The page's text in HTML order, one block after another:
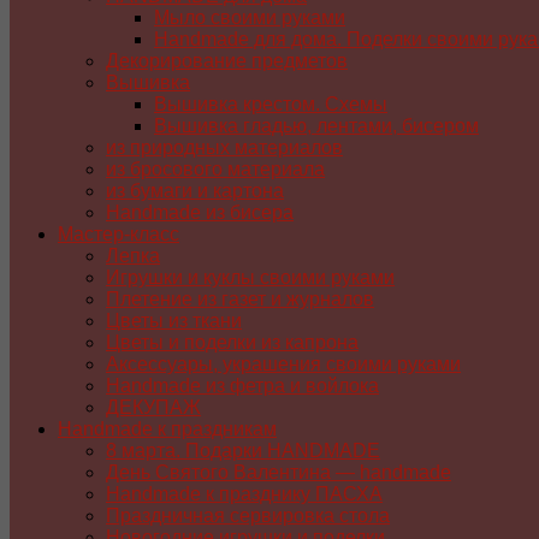
Мыло своими руками
Handmade для дома. Поделки своими
Декорирование предметов
Вышивка
Вышивка крестом. Схемы
Вышивка гладью, лентами, бисером
из природных материалов
из бросового материала
из бумаги и картона
Handmade из бисера
Мастер-класс
Лепка
Игрушки и куклы своими руками
Плетение из газет и журналов
Цветы из ткани
Цветы и поделки из капрона
Аксессуары, украшения своими руками
Handmade из фетра и войлока
ДЕКУПАЖ
Handmade к праздникам
8 марта. Подарки HANDMADE
День Святого Валентина — handmade
Handmade к празднику ПАСХA
Праздничная сервировка стола